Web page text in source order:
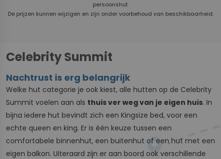
persoonshut.
De prijzen kunnen wijzigen en zijn onder voorbehoud van beschikbaarheid.
Celebrity Summit
Nachtrust is erg belangrijk
Welke hut categorie je ook kiest, alle hutten op de Celebrity
Summit voelen aan als thuis ver weg van je eigen huis. In
bijna iedere hut bevindt zich een Kingsize bed, voor een
echte queen en king. Er is één keuze tussen een
comfortabele binnenhut, een buitenhut of een hut met een
eigen balkon. Uiteraard zijn er aan boord ook verschillende